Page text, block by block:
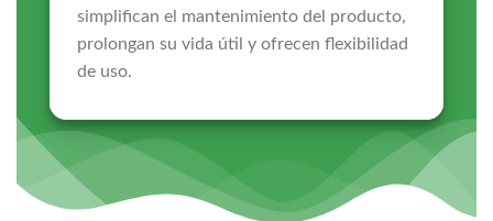
simplifican el mantenimiento del producto,
prolongan su vida útil y ofrecen flexibilidad
de uso.